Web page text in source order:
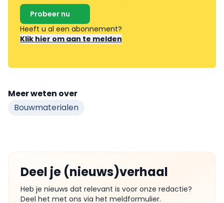
Probeer nu
Heeft u al een abonnement?
Klik hier om aan te melden
Meer weten over
Bouwmaterialen
Deel je (nieuws)verhaal
Heb je nieuws dat relevant is voor onze redactie?
Deel het met ons via het meldformulier.